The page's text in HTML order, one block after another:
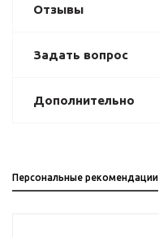
Отзывы
Задать вопрос
Дополнительно
Персональные рекомендации